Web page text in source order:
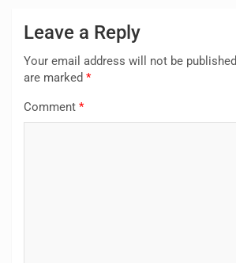
Leave a Reply
Your email address will not be
are marked *
Comment *